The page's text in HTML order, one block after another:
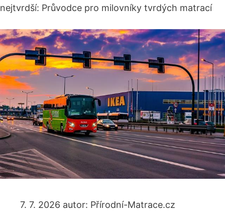
nejtvrdší: Průvodce pro milovníky tvrdých matrací
7. 7. 2026 autor: Přírodní-Matrace.cz